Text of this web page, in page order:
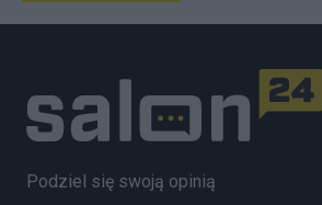
Podziel się swoją opinią